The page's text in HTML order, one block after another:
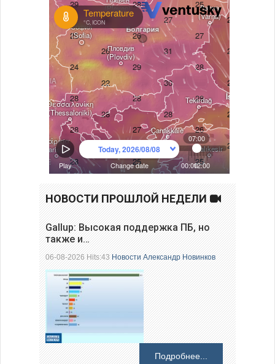
НОВОСТИ ПРОШЛОЙ НЕДЕЛИ
Gallup: Высокая поддержка ПБ, но
также и…
06-08-2026 Hits:43Новости Александр Новинков
Подробнее...